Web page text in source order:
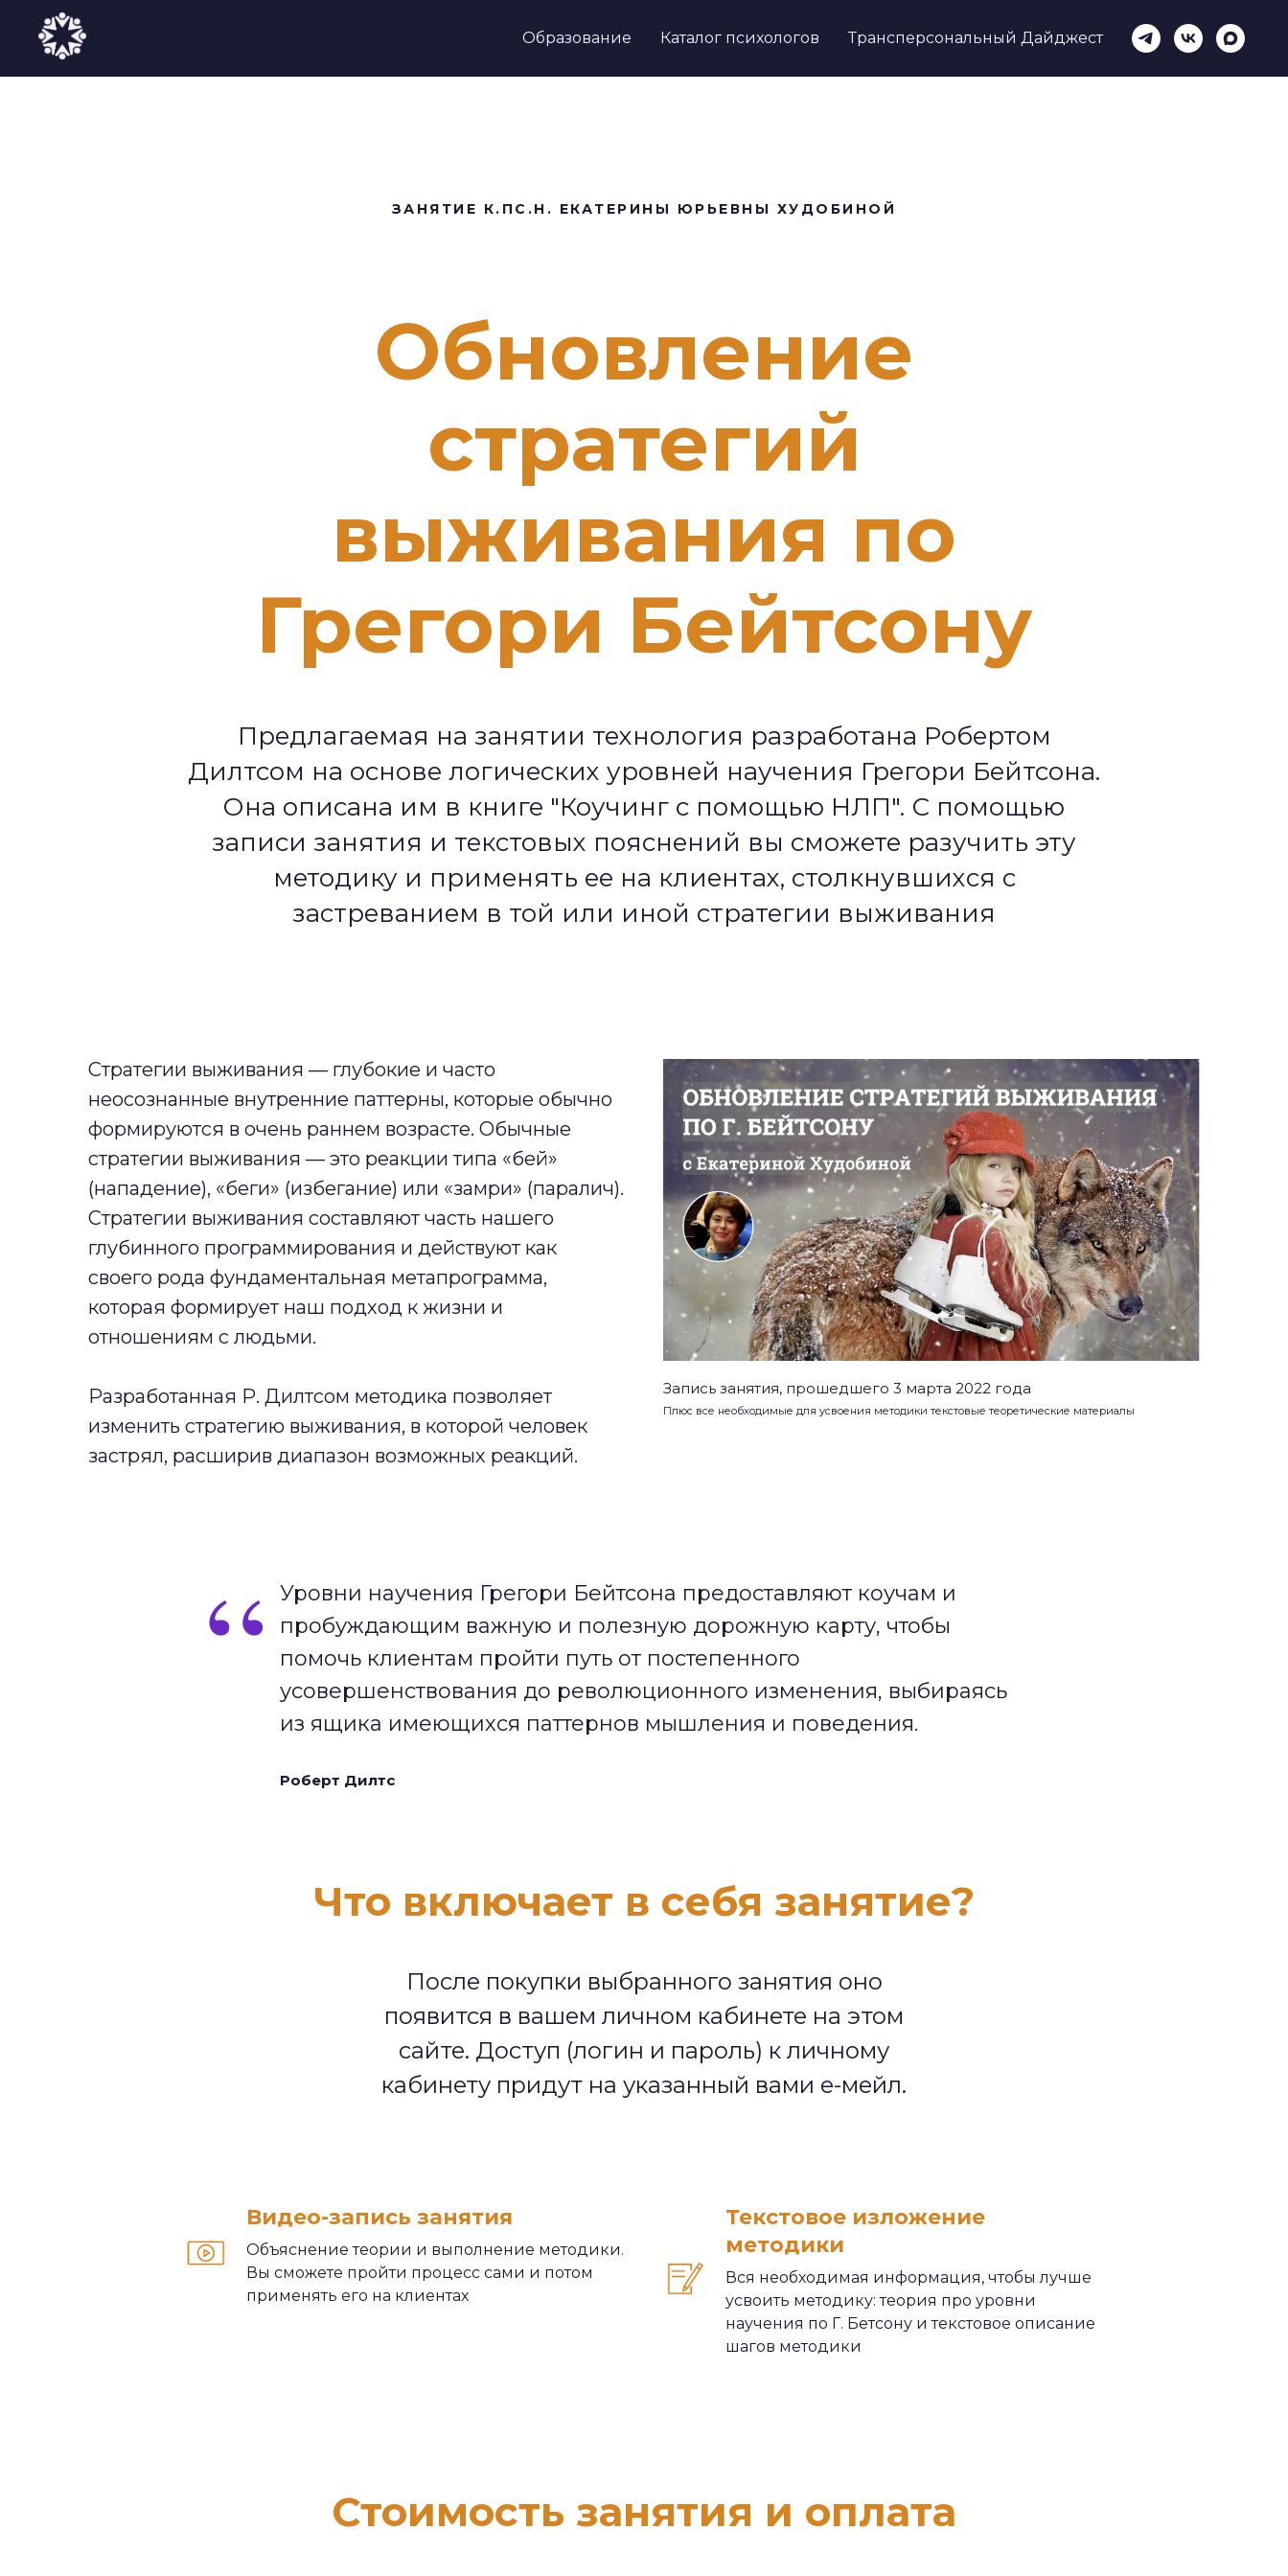
Образование Каталог психологов Трансперсональный Дайджест
ЗАНЯТИЕ К.ПС.Н. ЕКАТЕРИНЫ ЮРЬЕВНЫ ХУДОБИНОЙ
Обновление
стратегий
выживания по
Грегори Бейтсону
Предлагаемая на занятии технология разработана Робертом
Дилтсом на основе логических уровней научения Грегори Бейтсона.
Она описана им в книге "Коучинг с помощью НЛП". С помощью
записи занятия и текстовых пояснений вы сможете разучить эту
методику и применять ее на клиентах, столкнувшихся с
застреванием в той или иной стратегии выживания
Стратегии выживания — глубокие и часто
неосознанные внутренние паттерны, которые обычно
формируются в очень раннем возрасте. Обычные
стратегии выживания — это реакции типа «бей»
(нападение), «беги» (избегание) или «замри» (паралич).
Стратегии выживания составляют часть нашего
глубинного программирования и действуют как
своего рода фундаментальная метапрограмма,
которая формирует наш подход к жизни и
отношениям с людьми.
Разработанная Р. Дилтсом методика позволяет
изменить стратегию выживания, в которой человек
застрял, расширив диапазон возможных реакций.
Запись занятия, прошедшего 3 марта 2022 года
Плюс все необходимые для усвоения методики текстовые теоретические материалы
“
Уровни научения Грегори Бейтсона предоставляют коучам и
пробуждающим важную и полезную дорожную карту, чтобы
помочь клиентам пройти путь от постепенного
усовершенствования до революционного изменения, выбираясь
из ящика имеющихся паттернов мышления и поведения.
Роберт Дилтс
Что включает в себя занятие?
После покупки выбранного занятия оно
появится в вашем личном кабинете на этом
сайте. Доступ (логин и пароль) к личному
кабинету придут на указанный вами е-мейл.
Видео-запись занятия
Объяснение теории и выполнение методики.
Вы сможете пройти процесс сами и потом
применять его на клиентах
Текстовое изложение
методики
Вся необходимая информация, чтобы лучше
усвоить методику: теория про уровни
научения по Г. Бетсону и текстовое описание
шагов методики
Стоимость занятия и оплата